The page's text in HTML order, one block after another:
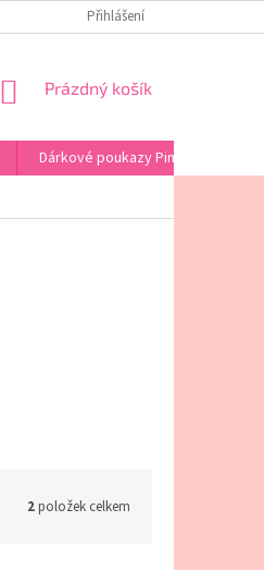
PODMÍNKYPřihlášení
NÁKUPNÍ
Prázdný košík
Dárkové poukazy Pink Horse
2položek celkem